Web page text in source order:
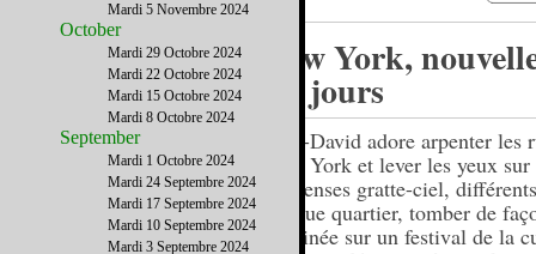
New York,
les jours
Jean-David adore arpenter les
New York et lever les yeux sur
immenses gratte-ciel,
chaque quartier, tomber de
inopinée sur un festival de la
Mardi 5 Novembre 2024
October
Mardi 29 Octobre 2024
Mardi 22 Octobre 2024
Mardi 15 Octobre 2024
Mardi 8 Octobre 2024
September
Mardi 1 Octobre 2024
Mardi 24 Septembre 2024
Mardi 17 Septembre 2024
Mardi 10 Septembre 2024
Mardi 3 Septembre 2024